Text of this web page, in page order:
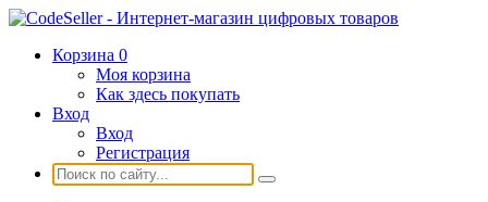
Корзина 0
Моя корзина
Как здесь покупать
Вход
Вход
Регистрация